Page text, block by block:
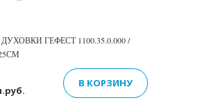
ГЕФЕСТ 1100.35.0.000 /
В КОРЗИНУ